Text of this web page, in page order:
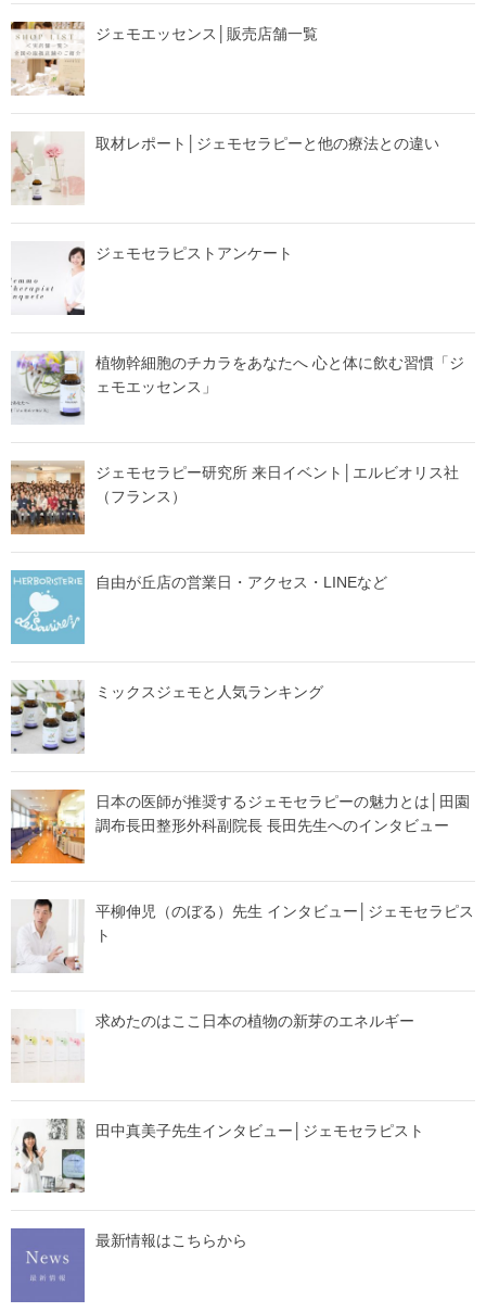
ジェモエッセンス│販売店舗一覧
取材レポート│ジェモセラピーと他の療法との違い
ジェモセラピストアンケート
植物幹細胞のチカラをあなたへ 心と体に飲む習慣「ジ
ェモエッセンス」
ジェモセラピー研究所 来日イベント│エルビオリス社
（フランス）
自由が丘店の営業日・アクセス・LINEなど
ミックスジェモと人気ランキング
日本の医師が推奨するジェモセラピーの魅力とは│田園
調布長田整形外科副院長 長田先生へのインタビュー
平柳伸児（のぼる）先生 インタビュー│ジェモセラピス
ト
求めたのはここ日本の植物の新芽のエネルギー
田中真美子先生インタビュー│ジェモセラピスト
最新情報はこちらから